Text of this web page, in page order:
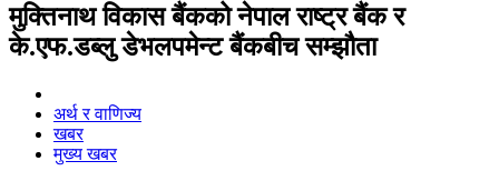
मुक्तिनाथ विकास बैंकको नेपाल राष्ट्र बैंक र
के.एफ.डब्लु डेभलपमेन्ट बैंकबीच सम्झौता
अर्थ र वाणिज्य
खबर
मुख्य खबर